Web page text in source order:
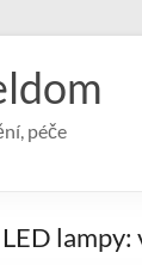
péče
lampy: